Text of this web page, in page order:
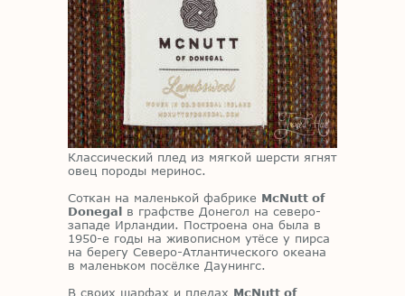
Клас­си­че­ский плед из мяг­кой шер­сти яг­нят
овец по­ро­ды ме­ри­нос.
Со­ткан на ма­лень­кой фаб­ри­ке McNutt of
Donegal в граф­стве До­не­гол на се­ве­ро-
за­па­де Ир­лан­дии. По­стро­е­на она была в
1950-е годы на жи­во­пис­ном утё­се у пир­са
на бе­ре­гу Се­ве­ро-Ат­лан­ти­че­ско­го оке­а­на
в ма­лень­ком по­сёл­ке Да­у­нингс.
В сво­их шар­фах и пле­дах McNutt of